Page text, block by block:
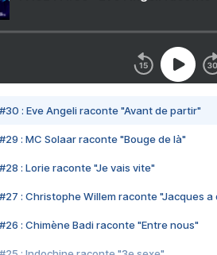
#30 : Eve Angeli raconte "Avant de partir"
#29 : MC Solaar raconte "Bouge de là"
#28 : Lorie raconte "Je vais vite"
#27 : Christophe Willem raconte "Jacques a
#26 : Chimène Badi raconte "Entre nous"